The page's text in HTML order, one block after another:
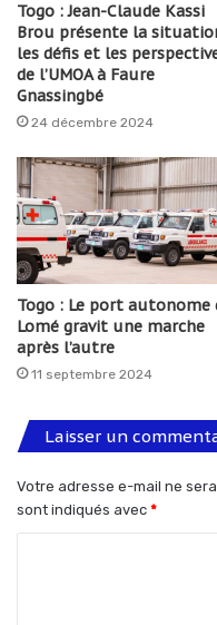
Togo : Jean-Claude Kassi
Brou présente la
les défis et les
de l’UMOA à Faure
Gnassingbé
24 décembre 2024
Togo : Le port autonome
Lomé gravit une marche
après l’autre
11 septembre 2024
Laisser un
Votre adresse e-mail ne
sont indiqués avec *